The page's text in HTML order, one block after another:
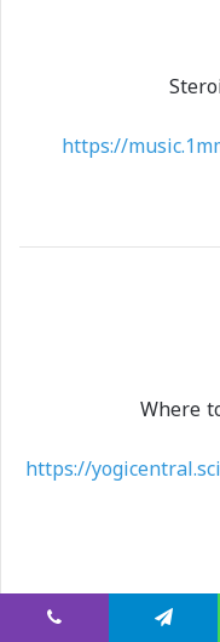
https://
Where
https://